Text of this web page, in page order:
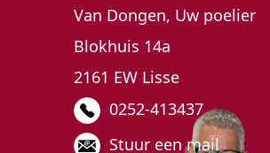
Van Dongen, Uw poelier
Blokhuis 14a
2161 EW Lisse
0252-413437
Stuur een mail